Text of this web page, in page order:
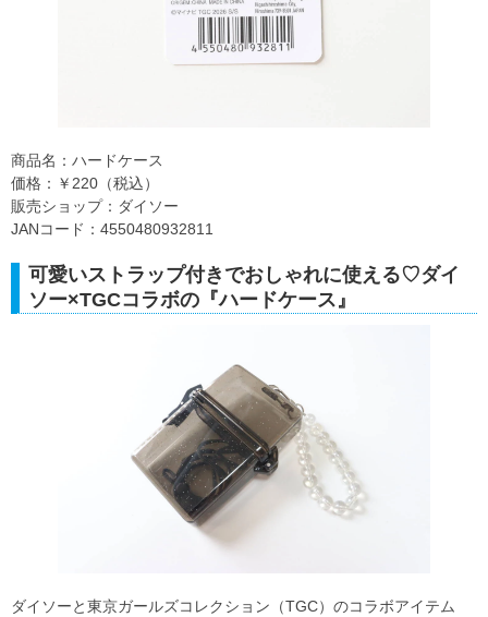
商品名：ハードケース
価格：￥220（税込）
販売ショップ：ダイソー
JANコード：4550480932811
可愛いストラップ付きでおしゃれに使える♡ダイ
ソー×TGCコラボの『ハードケース』
ダイソーと東京ガールズコレクション（TGC）のコラボアイテム